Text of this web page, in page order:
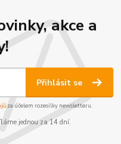
akce a
Přihlásit se
za účelem rozesílky newsletteru.
jednou za 14 dní.